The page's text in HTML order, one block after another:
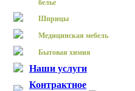
белье
Шприцы
Медицинская мебель
Бытовая химия
Наши услуги
Контрактное